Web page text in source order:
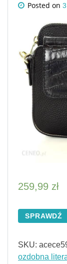
Posted on
259,99 zł
SPRAWDŹ
SKU:
ozdobna